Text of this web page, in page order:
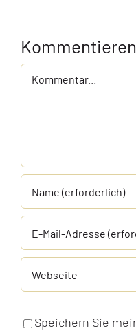
Kommentieren
Kommentar
Speichern Sie